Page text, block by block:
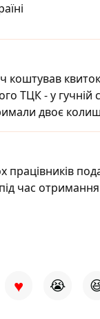
коштував
ТЦК - у гучній
двоє
працівників
час
♥ 😭